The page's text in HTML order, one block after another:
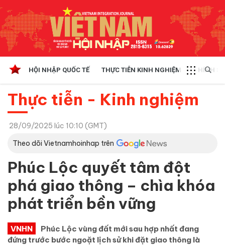
HỘI NHẬP QUỐC TẾ THỰC TIỄN KINH NGHIỆM CHÍNH
Thực tiễn - Kinh nghiệm
28/09/2025 lúc 10:10 (GMT)
Theo dõi Vietnamhoinhap trên
Phúc Lộc quyết tâm đột
phá giao thông – chìa khóa
phát triển bền vững
VNHN
Phúc Lộc vùng đất mới sau hợp nhất đang
đứng trước bước ngoặt lịch sử khi đặt giao thông là